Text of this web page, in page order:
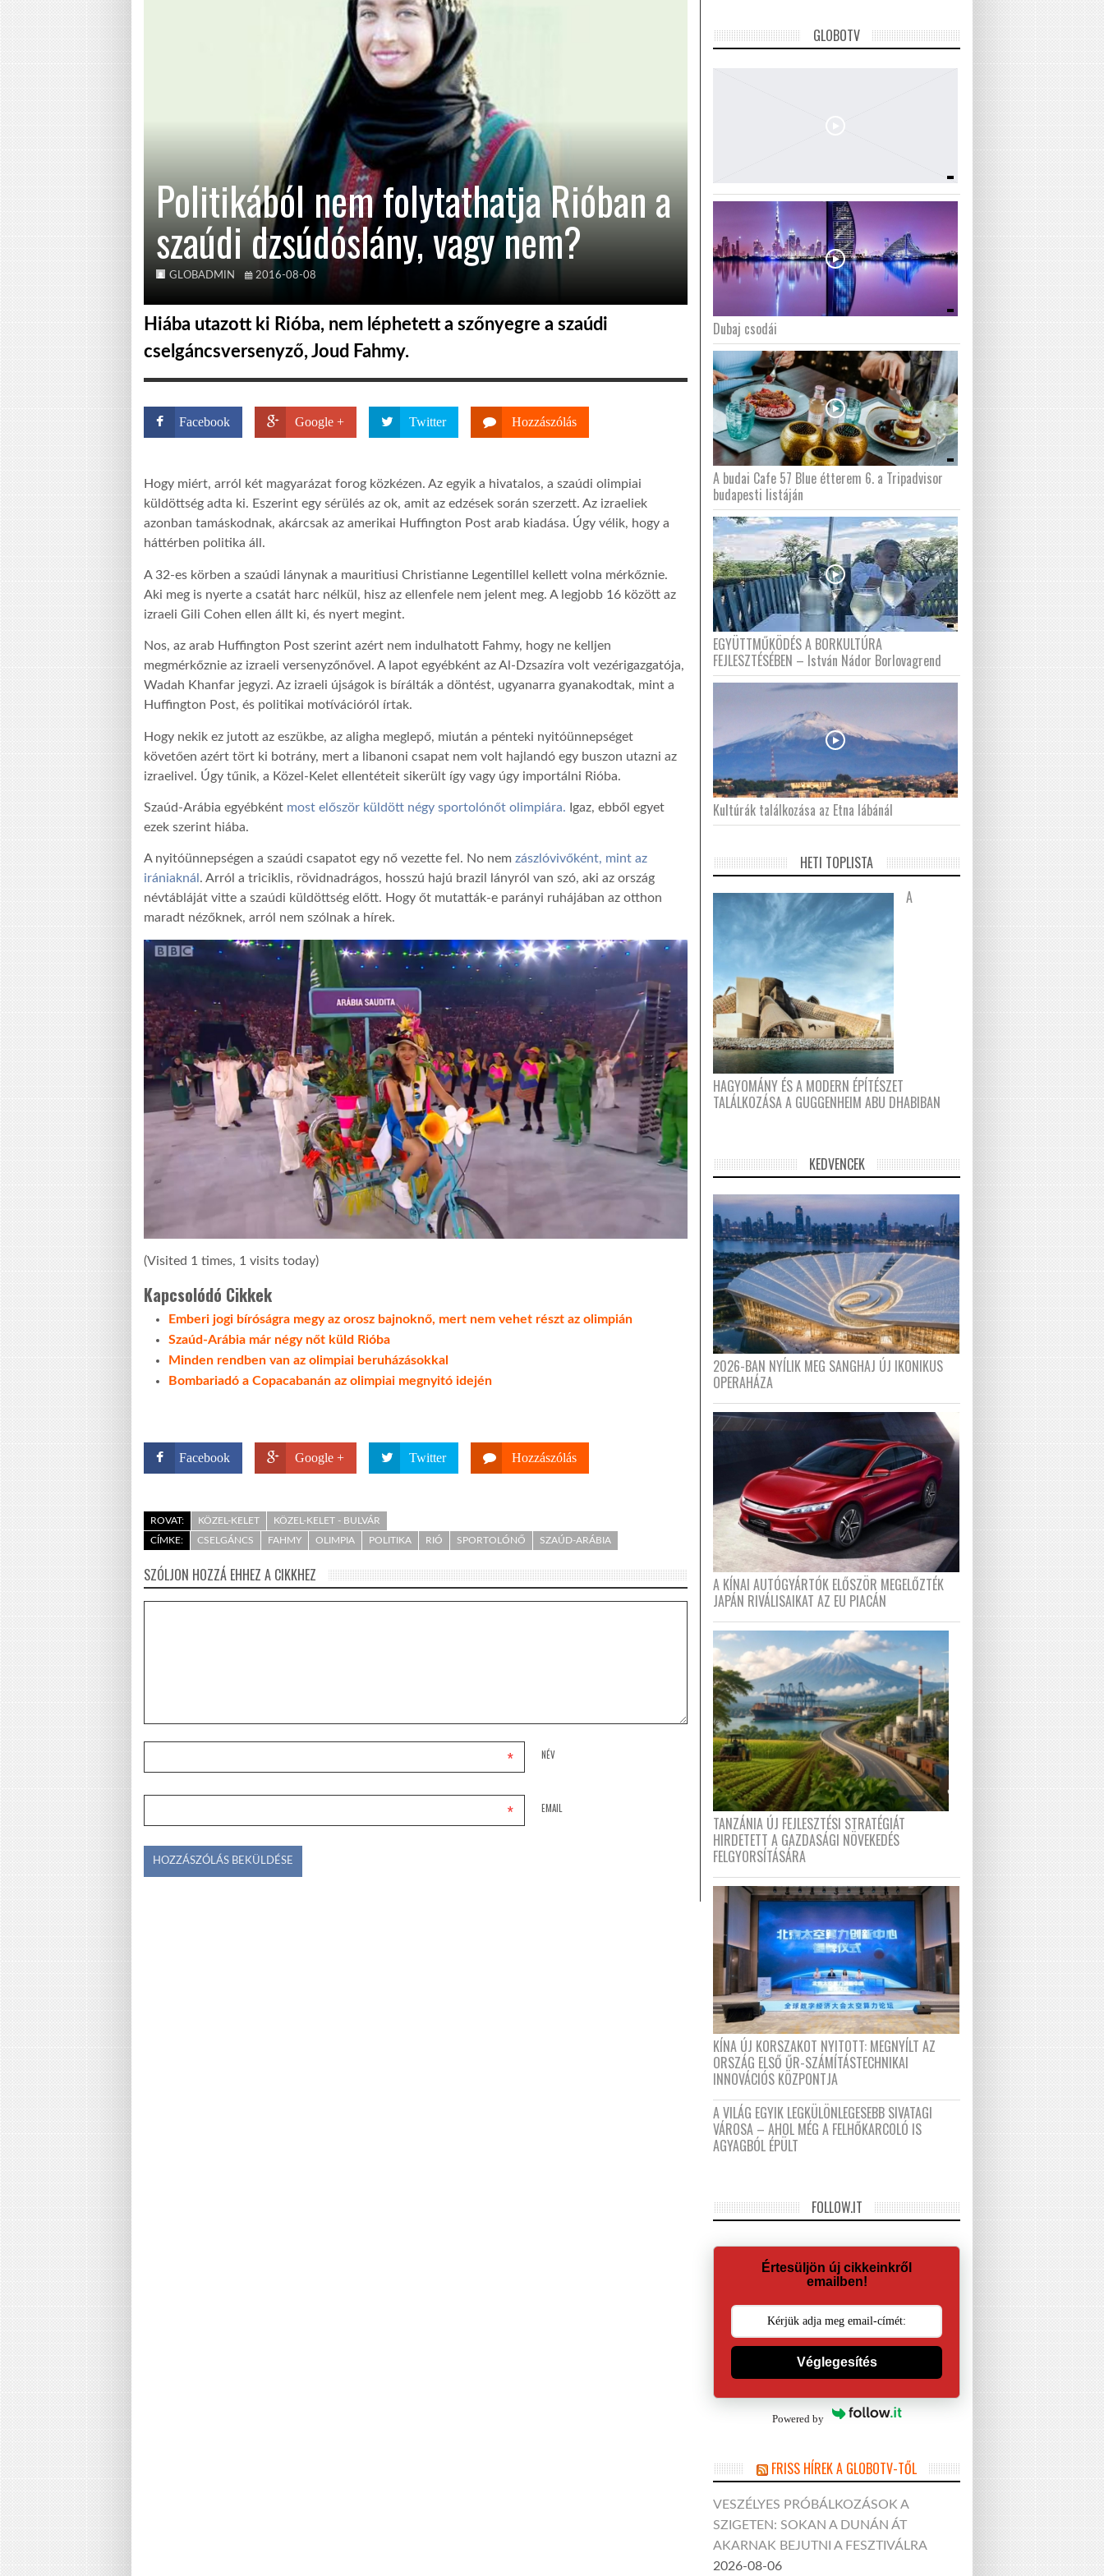
Politikából nem folytathatja Rióban a
szaúdi dzsúdóslány, vagy nem?
GLOBADMIN 2016-08-08
Hiába utazott ki Rióba, nem léphetett a szőnyegre a szaúdi
cselgáncsversenyző, Joud Fahmy.
Facebook Google + Twitter Hozzászólás
Hogy miért, arról két magyarázat forog közkézen. Az egyik a hivatalos, a szaúdi olimpiai
küldöttség adta ki. Eszerint egy sérülés az ok, amit az edzések során szerzett. Az izraeliek
azonban tamáskodnak, akárcsak az amerikai Huffington Post arab kiadása. Úgy vélik, hogy a
háttérben politika áll.
A 32-es körben a szaúdi lánynak a mauritiusi Christianne Legentillel kellett volna mérkőznie.
Aki meg is nyerte a csatát harc nélkül, hisz az ellenfele nem jelent meg. A legjobb 16 között az
izraeli Gili Cohen ellen állt ki, és nyert megint.
Nos, az arab Huffington Post szerint azért nem indulhatott Fahmy, hogy ne kelljen
megmérkőznie az izraeli versenyzőnővel. A lapot egyébként az Al-Dzsazíra volt vezérigazgatója,
Wadah Khanfar jegyzi. Az izraeli újságok is bírálták a döntést, ugyanarra gyanakodtak, mint a
Huffington Post, és politikai motívációról írtak.
Hogy nekik ez jutott az eszükbe, az aligha meglepő, miután a pénteki nyitóünnepséget
követően azért tört ki botrány, mert a libanoni csapat nem volt hajlandó egy buszon utazni az
izraelivel. Úgy tűnik, a Közel-Kelet ellentéteit sikerült így vagy úgy importálni Rióba.
Szaúd-Arábia egyébként most először küldött négy sportolónőt olimpiára. Igaz, ebből egyet
ezek szerint hiába.
A nyitóünnepségen a szaúdi csapatot egy nő vezette fel. No nem zászlóvivőként, mint az
irániaknál . Arról a triciklis, rövidnadrágos, hosszú hajú brazil lányról van szó, aki az ország
névtábláját vitte a szaúdi küldöttség előtt. Hogy őt mutatták-e parányi ruhájában az otthon
maradt nézőknek, arról nem szólnak a hírek.
(Visited 1 times, 1 visits today)
Kapcsolódó Cikkek
Emberi jogi bíróságra megy az orosz bajnoknő, mert nem vehet részt az olimpián
Szaúd-Arábia már négy nőt küld Rióba
Minden rendben van az olimpiai beruházásokkal
Bombariadó a Copacabanán az olimpiai megnyitó idején
Facebook Google + Twitter Hozzászólás
ROVAT: KÖZEL-KELET
KÖZEL-KELET - BULVÁR
CÍMKE:
CSELGÁNCS FAHMY OLIMPIA POLITIKA RIÓ SPORTOLÓNŐ SZAÚD-ARÁBIA
SZÓLJON HOZZÁ EHHEZ A CIKKHEZ
NÉV
*
EMAIL
*
GLOBOTV
Dubaj csodái
A budai Cafe 57 Blue étterem 6. a Tripadvisor
budapesti listáján
EGYÜTTMŰKÖDÉS A BORKULTÚRA
FEJLESZTÉSÉBEN – István Nádor Borlovagrend
Kultúrák találkozása az Etna lábánál
HETI TOPLISTA
A
HAGYOMÁNY ÉS A MODERN ÉPÍTÉSZET
TALÁLKOZÁSA A GUGGENHEIM ABU DHABIBAN
KEDVENCEK
2026-BAN NYÍLIK MEG SANGHAJ ÚJ IKONIKUS
OPERAHÁZA
A KÍNAI AUTÓGYÁRTÓK ELŐSZÖR MEGELŐZTÉK
JAPÁN RIVÁLISAIKAT AZ EU PIACÁN
TANZÁNIA ÚJ FEJLESZTÉSI STRATÉGIÁT
HIRDETETT A GAZDASÁGI NÖVEKEDÉS
FELGYORSÍTÁSÁRA
KÍNA ÚJ KORSZAKOT NYITOTT: MEGNYÍLT AZ
ORSZÁG ELSŐ ŰR-SZÁMÍTÁSTECHNIKAI
INNOVÁCIÓS KÖZPONTJA
A VILÁG EGYIK LEGKÜLÖNLEGESEBB SIVATAGI
VÁROSA – AHOL MÉG A FELHŐKARCOLÓ IS
AGYAGBÓL ÉPÜLT
FOLLOW.IT
Értesüljön új cikkeinkről
emailben!
Véglegesítés
Powered by
FRISS HÍREK A GLOBOTV-TŐL
VESZÉLYES PRÓBÁLKOZÁSOK A
SZIGETEN: SOKAN A DUNÁN ÁT
AKARNAK BEJUTNI A FESZTIVÁLRA
2026-08-06